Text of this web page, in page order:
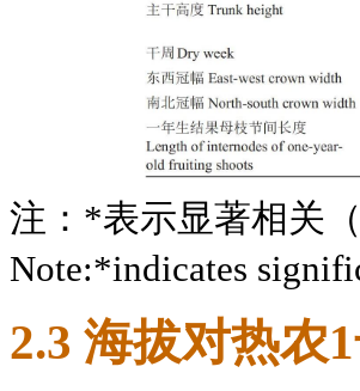
注：*表示显著相关（
Note:*indicates
2.3 海拔对热农